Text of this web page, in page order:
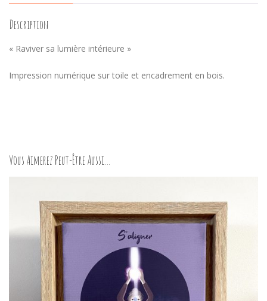
Description
« Raviver sa lumière intérieure »
Impression numérique sur toile et encadrement en bois.
Vous Aimerez Peut-Être Aussi…